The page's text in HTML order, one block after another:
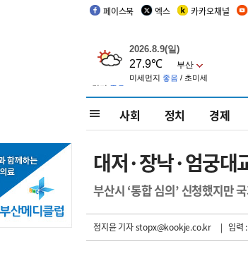
페이스북 엑스 카카오채널
사회 정치 경제
대저·장낙·엄궁대
부산시 ‘통합 심의’ 신청했지만
정지윤 기자stopx@kookje.co.kr | 입력